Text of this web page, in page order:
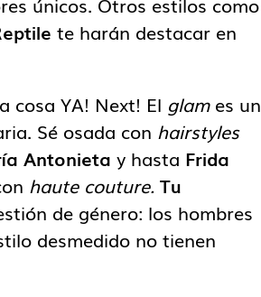
te harán destacar en
cosa YA! Next! El glames un
Sé osada con hairstyles
Antonieta y hasta Frida
haute couture. Tu
de género: los hombres
desmedido no tienen